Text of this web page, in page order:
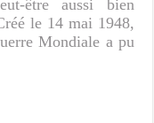
être aussi bien
le 14 mai 1948,
Mondiale a pu